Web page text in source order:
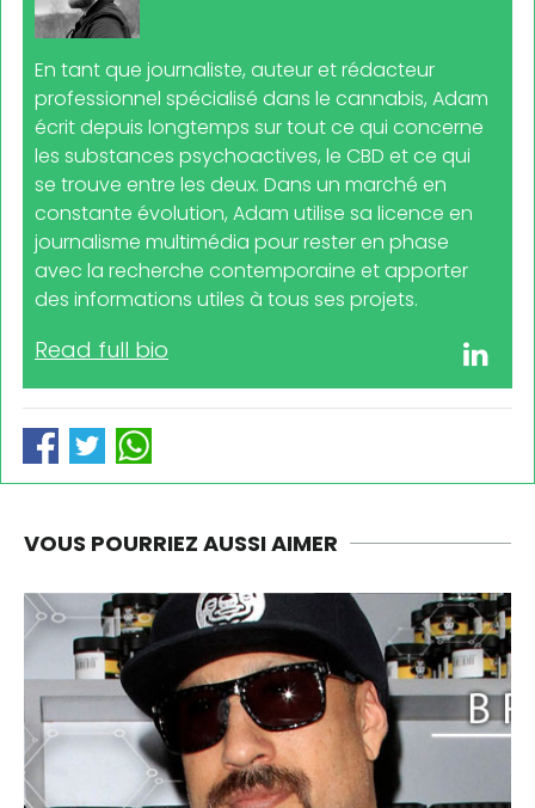
En tant que journaliste, auteur et rédacteur
professionnel spécialisé dans le cannabis, Adam
écrit depuis longtemps sur tout ce qui concerne
les substances psychoactives, le CBD et ce qui
se trouve entre les deux. Dans un marché en
constante évolution, Adam utilise sa licence en
journalisme multimédia pour rester en phase
avec la recherche contemporaine et apporter
des informations utiles à tous ses projets.
Read full bio
VOUS POURRIEZ AUSSI AIMER